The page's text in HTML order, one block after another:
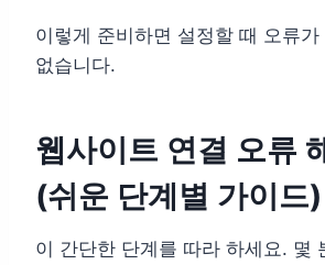
이렇게 준비하면 설정할 때 오류
없습니다.
웹사이트 연결 오류
(쉬운 단계별 가이드)
이 간단한 단계를 따라 하세요. 몇